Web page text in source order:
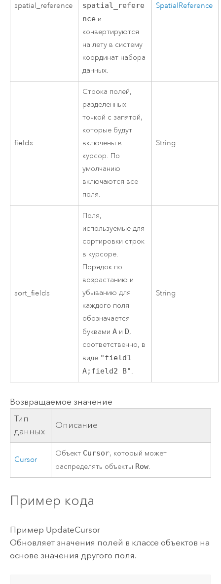
spatial_reference
spatial_refere
nce и
конвертируются
на лету в систему
координат набора
данных.
SpatialReference
fields
Строка полей,
разделенных
точкой с запятой,
которые будут
включены в
курсор. По
умолчанию
включаются все
поля.
String
sort_fields
Поля,
используемые для
сортировки строк
в курсоре.
Порядок по
возрастанию и
убыванию для
каждого поля
обозначается
буквамиA и D,
соответственно, в
виде "field1
A;field2 B".
String
Возвращаемое значение
Тип
данных
Описание
Cursor
Объект Cursor, который может
распределять объекты Row.
Пример кода
Пример UpdateCursor
Обновляет значения полей в классе объектов на
основе значения другого поля.